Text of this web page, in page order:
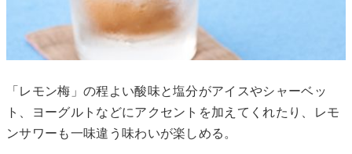
「レモン梅」の程よい酸味と塩分がアイスやシャーベッ
ト、ヨーグルトなどにアクセントを加えてくれたり、レモ
ンサワーも一味違う味わいが楽しめる。